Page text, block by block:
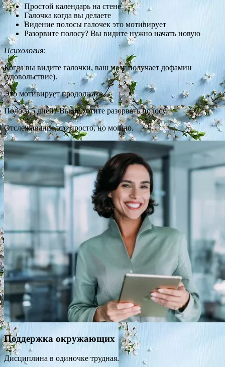
Простой календарь на стене
Галочка когда вы делаете
Видение полосы галочек это мотивирует
Разорвите полосу? Вы видите нужно начать новую
Психология:
Когда вы видите галочки, ваш мозг получает дофамин
(удовольствие).
Это мотивирует продолжать.
Полоса 5 дней? Вы не хотите разорвать полосу.
Отслеживание это просто, но мощно.
Поддержка окружающих
Дисциплина в одиночке трудная.